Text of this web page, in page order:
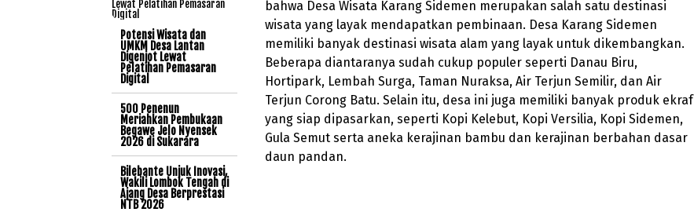
bahwa Desa Wisata Karang Sidemen merupakan salah satu destinasi
wisata yang layak mendapatkan pembinaan. Desa Karang Sidemen
memiliki banyak destinasi wisata alam yang layak untuk dikembangkan.
Beberapa diantaranya sudah cukup populer seperti Danau Biru,
Hortipark, Lembah Surga, Taman Nuraksa, Air Terjun Semilir, dan Air
Terjun Corong Batu. Selain itu, desa ini juga memiliki banyak produk ekraf
yang siap dipasarkan, seperti Kopi Kelebut, Kopi Versilia, Kopi Sidemen,
Gula Semut serta aneka kerajinan bambu dan kerajinan berbahan dasar
daun pandan.
Potensi Wisata dan
UMKM Desa Lantan
Digenjot Lewat
Pelatihan Pemasaran
Digital
500 Penenun
Meriahkan Pembukaan
Begawe Jelo Nyensek
2026 di Sukarara
Bilebante Unjuk Inovasi,
Wakili Lombok Tengah di
Ajang Desa Berprestasi
NTB 2026